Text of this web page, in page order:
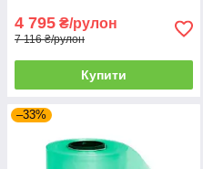
4 795 ₴/рулон
7 116 ₴/рулон
Купити
–33%